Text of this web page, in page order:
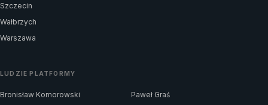
Szczecin
Wałbrzych
Warszawa
LUDZIE PLATFORMY
Bronisław Komorowski
Paweł Graś